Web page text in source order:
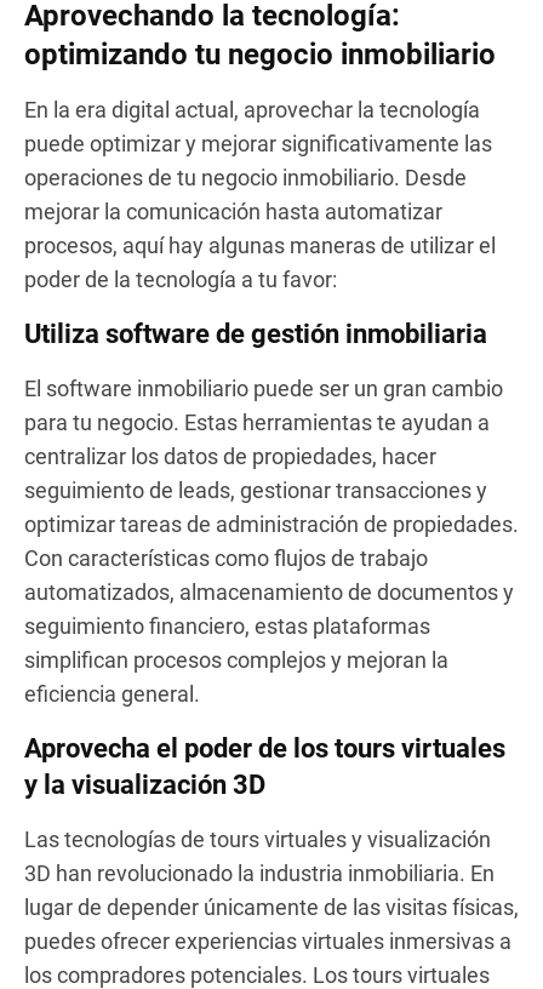
Aprovechando la tecnología:
optimizando tu negocio inmobiliario
En la era digital actual, aprovechar la tecnología
puede optimizar y mejorar significativamente las
operaciones de tu negocio inmobiliario. Desde
mejorar la comunicación hasta automatizar
procesos, aquí hay algunas maneras de utilizar el
poder de la tecnología a tu favor:
Utiliza software de gestión inmobiliaria
El software inmobiliario puede ser un gran cambio
para tu negocio. Estas herramientas te ayudan a
centralizar los datos de propiedades, hacer
seguimiento de leads, gestionar transacciones y
optimizar tareas de administración de propiedades.
Con características como flujos de trabajo
automatizados, almacenamiento de documentos y
seguimiento financiero, estas plataformas
simplifican procesos complejos y mejoran la
eficiencia general.
Aprovecha el poder de los tours virtuales
y la visualización 3D
Las tecnologías de tours virtuales y visualización
3D han revolucionado la industria inmobiliaria. En
lugar de depender únicamente de las visitas físicas,
puedes ofrecer experiencias virtuales inmersivas a
los compradores potenciales. Los tours virtuales